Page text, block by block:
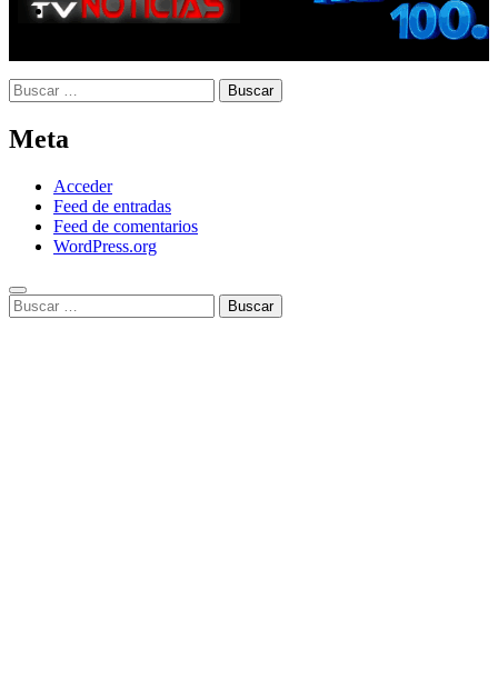
Buscar:
Meta
Acceder
Feed de entradas
Feed de comentarios
WordPress.org
Buscar: